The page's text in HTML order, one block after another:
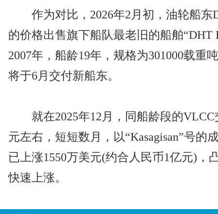
作为对比，2026年2月初，油轮船东
的价格出售旗下船队最老旧的船舶“DHT
2007年，船龄19年，规格为301000载重
将于6月交付新船东。
就在2025年12月，同船龄段的VLCC
元左右，短短数月，以“Kasagisan”号的
已上涨1550万美元(约合人民币1亿元)，
快速上涨。